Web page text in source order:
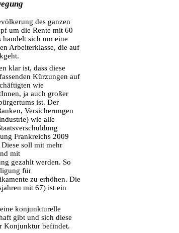
des ganzen
um die Rente mit 60
sich um eine
Arbeiterklasse, die auf
klar ist, dass diese
Kürzungen auf
wie
ja auch großer
ist. Der
Versicherungen
wie alle
Frankreichs 2009
soll mit mehr
mit
gezahlt werden. So
für
zu erhöhen. Die
mit 67) ist ein
konjunkturelle
gibt und sich diese
Konjunktur befindet.